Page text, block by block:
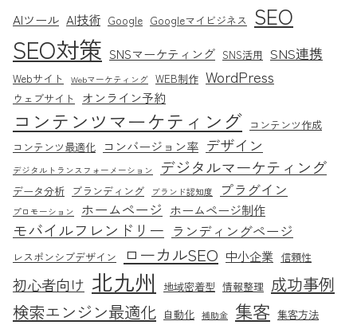
AIツール AI技術 Google Googleマイビジネス SEO
SEO対策 SNSマーケティング SNS活用 SNS連携
Webサイト Webマーケティング WEB制作 WordPress
ウェブサイト オンライン予約
コンテンツマーケティング コンテンツ作成
コンテンツ最適化
コンバージョン率 デザイン
デジタルトランスフォーメーション デジタルマーケティング
データ分析 ブランディング ブランド認知度 プラグイン
プロモーション ホームページ ホームページ制作
モバイルフレンドリー ランディングページ
レスポンシブデザイン ローカルSEO 中小企業 信頼性
初心者向け 北九州 地域密着型 情報整理 成功事例
検索エンジン最適化 自動化 補助金 集客 集客方法